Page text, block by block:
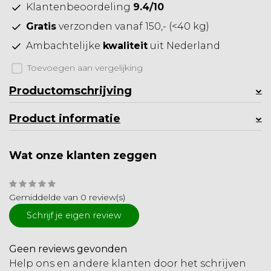
Klantenbeoordeling 9.4/10
Gratis verzonden vanaf 150,- (<40 kg)
Ambachtelijke kwaliteit uit Nederland
Toevoegen aan vergelijking
Productomschrijving
Product informatie
Wat onze klanten zeggen
Gemiddelde van 0 review(s)
Schrijf je eigen review
Geen reviews gevonden
Help ons en andere klanten door het schrijven